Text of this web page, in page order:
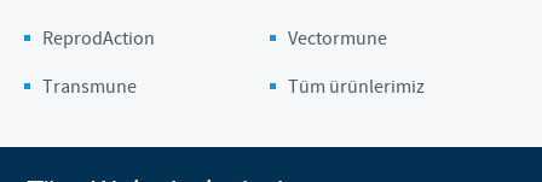
ReprodAction
Vectormune
Transmune
Tüm ürünlerimiz